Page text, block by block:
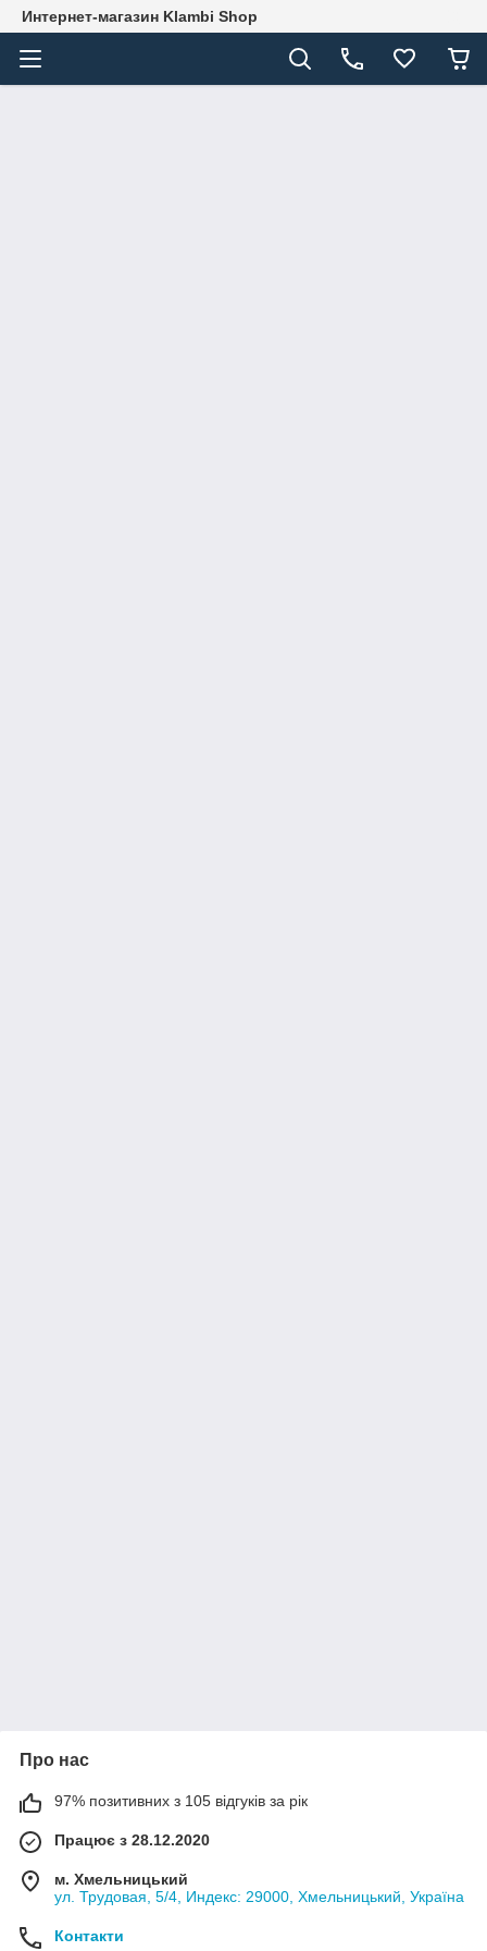
Интернет-магазин Klambi Shop
Про нас
97% позитивних з 105 відгуків за рік
Працює з 28.12.2020
м. Хмельницький
ул. Трудовая, 5/4, Индекс: 29000, Хмельницький, Україна
Контакти